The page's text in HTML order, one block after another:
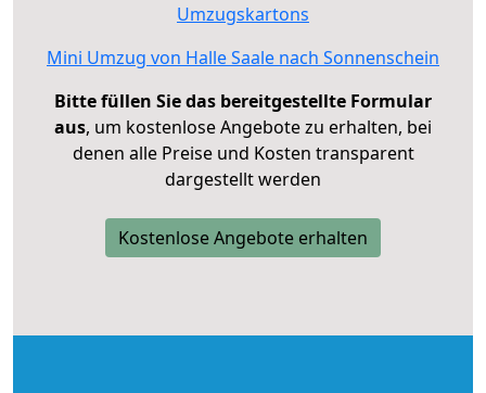
Umzugskartons
Mini Umzug von Halle Saale nach Sonnenschein
Bitte füllen Sie das bereitgestellte Formular
aus, um kostenlose Angebote zu erhalten, bei
denen alle Preise und Kosten transparent
dargestellt werden
Kostenlose Angebote erhalten